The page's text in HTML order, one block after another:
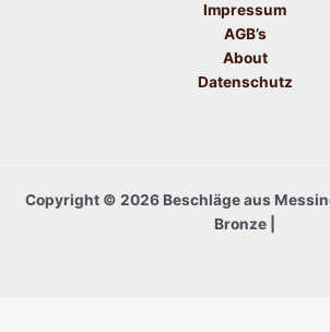
Impressum
AGB’s
About
Datenschutz
Copyright © 2026 Beschläge aus
Bronze |